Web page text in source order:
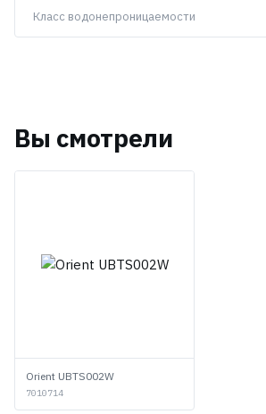
Класс водонепроницаемости
Вы смотрели
Orient UBTS002W
7010714